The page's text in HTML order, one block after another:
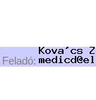
Feladó: